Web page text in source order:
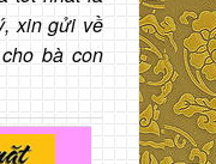
xin gửi về
bà con